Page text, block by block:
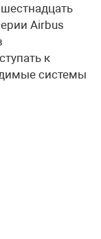
Airbus
к
системы